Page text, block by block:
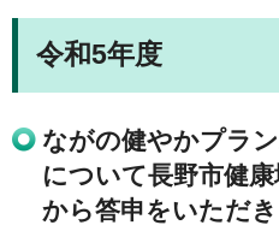
令和5年度
ながの健やかプラ
について長野市健
から答申をいただ